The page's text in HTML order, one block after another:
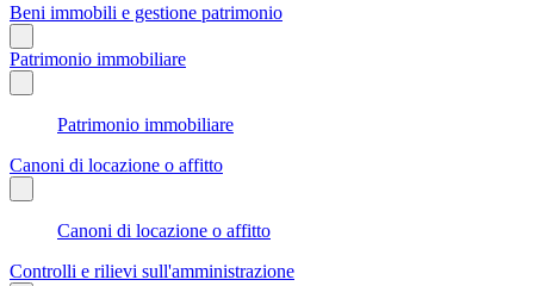
Beni immobili e gestione patrimonio
Patrimonio immobiliare
Patrimonio immobiliare
Canoni di locazione o affitto
Canoni di locazione o affitto
Controlli e rilievi sull'amministrazione